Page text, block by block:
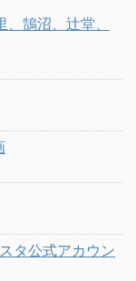
鵠沼、辻堂、
タ公式アカウン